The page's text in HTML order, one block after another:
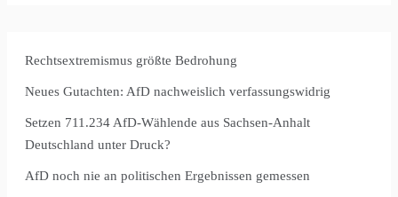
Rechtsextremismus größte Bedrohung
Neues Gutachten: AfD nachweislich verfassungswidrig
Setzen 711.234 AfD-Wählende aus Sachsen-Anhalt
Deutschland unter Druck?
AfD noch nie an politischen Ergebnissen gemessen